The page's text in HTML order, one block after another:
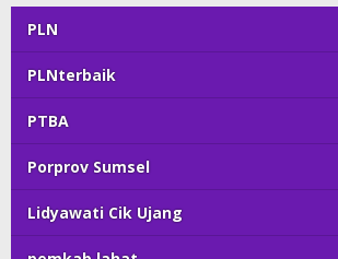
PLN
PLNterbaik
PTBA
Porprov Sumsel
Lidyawati Cik Ujang